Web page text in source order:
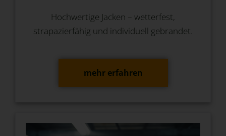
Hochwertige Jacken – wetterfest,
strapazierfähig und individuell gebrandet.
mehr erfahren